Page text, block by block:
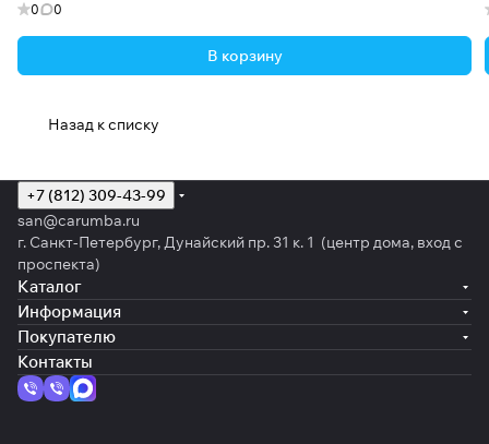
0 0
В корзину
Назад к списку
+7 (812) 309-43-99
san@carumba.ru
г. Санкт-Петербург, Дунайский пр. 31 к. 1 (центр дома, вход с
проспекта)
Каталог
Информация
Покупателю
Контакты